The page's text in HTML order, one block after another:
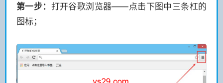
第一步： 打开谷歌浏览器——点击下图中三条杠的
图标；